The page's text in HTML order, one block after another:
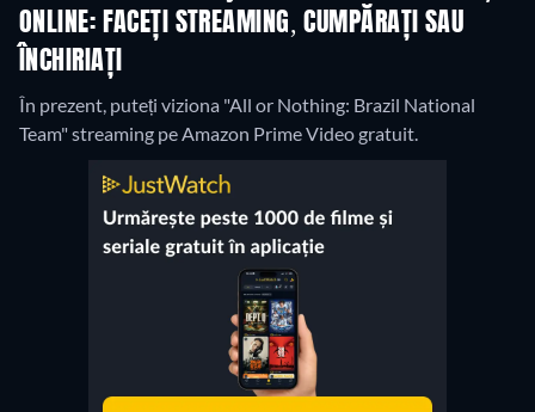
ONLINE: FACEȚI STREAMING, CUMPĂRAȚI SAU
ÎNCHIRIAȚI
În prezent, puteți viziona "All or Nothing: Brazil National
Team" streaming pe Amazon Prime Video gratuit.